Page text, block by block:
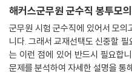
수 있습니다.
3. OMR 답안지로 실전 감각 극대화
1) 실제 OMR 답안지와 유사한 낱
다.
해커스군무원 군수직 봉투모
군무원 시험 군수직에 있어서 모
니다. 그래서 교재선택도 신중할
는 이런 점에 있어 반드시 필요합
문제를 분석하여 자세한 설명을 통